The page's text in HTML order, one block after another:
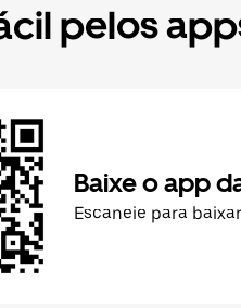
pelos
Baixe o app
Escaneie para baixar